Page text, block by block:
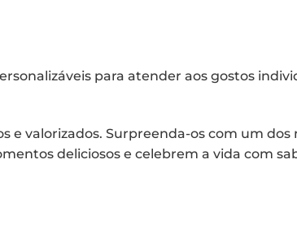
para atender aos gostos
e valorizados. Surpreenda-os com um dos
deliciosos e celebrem a vida com